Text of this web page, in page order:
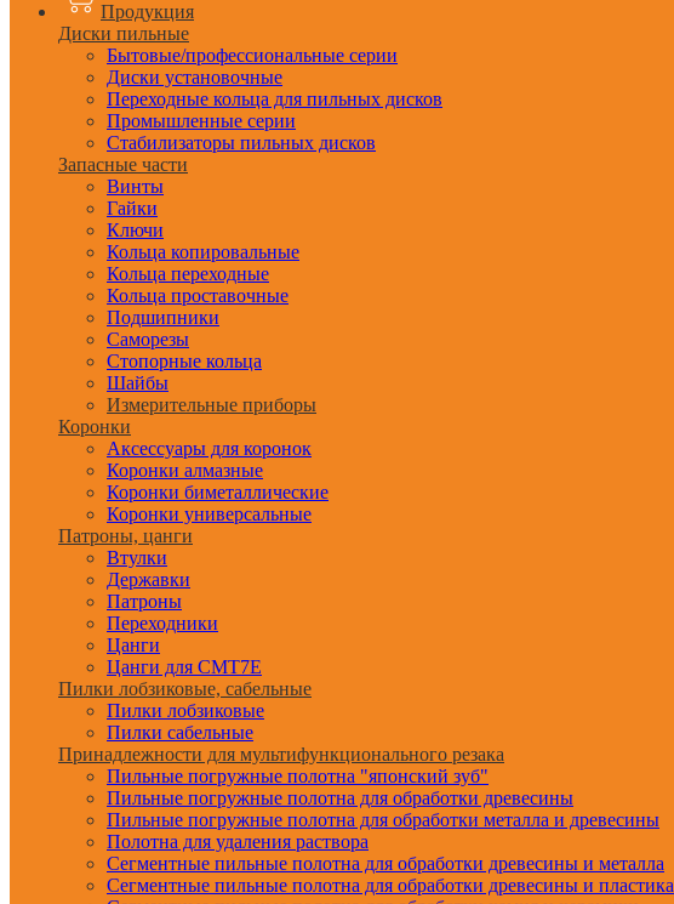
Продукция
Диски пильные
Бытовые/профессиональные серии
Диски установочные
Переходные кольца для пильных дисков
Промышленные серии
Стабилизаторы пильных дисков
Запасные части
Винты
Гайки
Ключи
Кольца копировальные
Кольца переходные
Кольца проставочные
Подшипники
Саморезы
Стопорные кольца
Шайбы
Измерительные приборы
Коронки
Аксессуары для коронок
Коронки алмазные
Коронки биметаллические
Коронки универсальные
Патроны, цанги
Втулки
Державки
Патроны
Переходники
Цанги
Цанги для CMT7E
Пилки лобзиковые, сабельные
Пилки лобзиковые
Пилки сабельные
Принадлежности для мультифункционального резака
Пильные погружные полотна "японский зуб"
Пильные погружные полотна для обработки древесины
Пильные погружные полотна для обработки металла и древесины
Полотна для удаления раствора
Сегментные пильные полотна для обработки древесины и металла
Сегментные пильные полотна для обработки древесины и пластика